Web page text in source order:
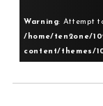
Warning: Attempt
/home/ten2one/
content/themes/